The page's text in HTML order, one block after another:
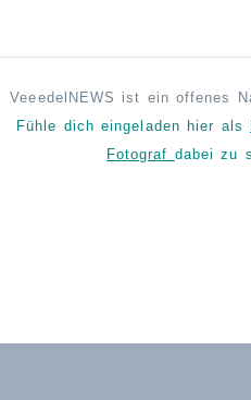
VeeedelNEWS ist ein offenes
Fühle dich eingeladen hier als
Fotograf dabei zu